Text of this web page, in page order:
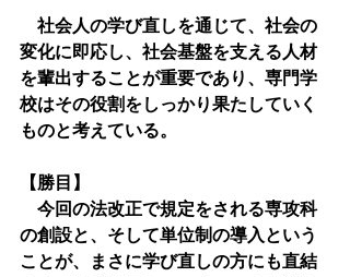
社会人の学び直しを通じて、社会の
変化に即応し、社会基盤を支える人材
を輩出することが重要であり、専門学
校はその役割をしっかり果たしていく
ものと考えている。
【勝目】
今回の法改正で規定をされる専攻科
の創設と、そして単位制の導入という
ことが、まさに学び直しの方にも直結